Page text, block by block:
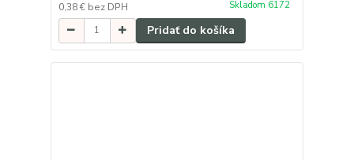
0,38 € bez DPH Skladom 6172
Pridať do košíka